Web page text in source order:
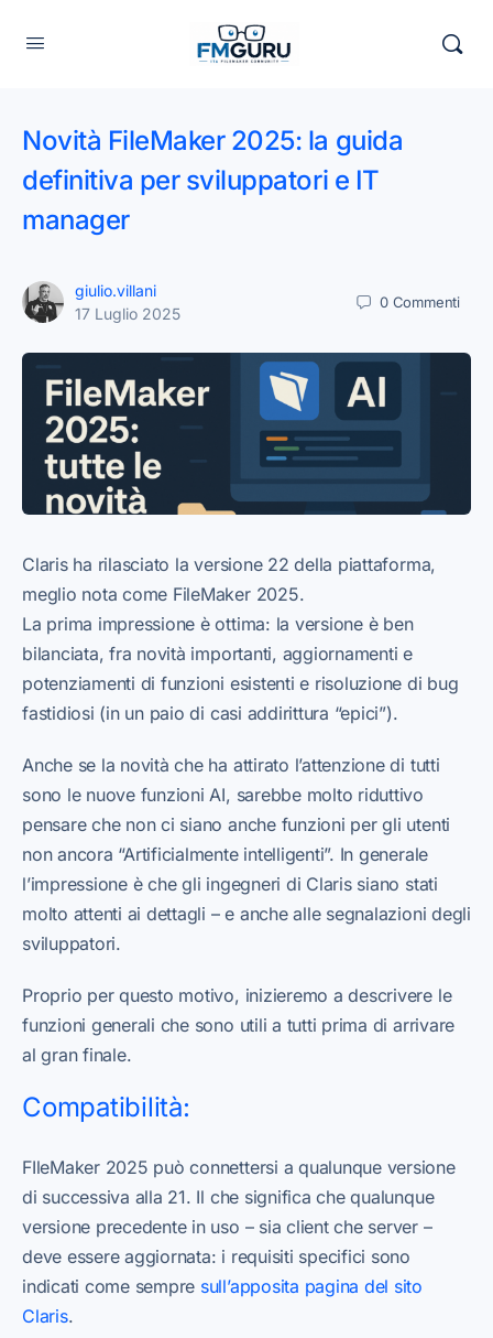
Novità FileMaker 2025: la guida
definitiva per sviluppatori e IT
manager
giulio.villani
17 Luglio 2025
0 Commenti
Claris ha rilasciato la versione 22 della piattaforma,
meglio nota come FileMaker 2025.
La prima impressione è ottima: la versione è ben
bilanciata, fra novità importanti, aggiornamenti e
potenziamenti di funzioni esistenti e risoluzione di bug
fastidiosi (in un paio di casi addirittura “epici”).
Anche se la novità che ha attirato l’attenzione di tutti
sono le nuove funzioni AI, sarebbe molto riduttivo
pensare che non ci siano anche funzioni per gli utenti
non ancora “Artificialmente intelligenti”. In generale
l’impressione è che gli ingegneri di Claris siano stati
molto attenti ai dettagli – e anche alle segnalazioni degli
sviluppatori.
Proprio per questo motivo, inizieremo a descrivere le
funzioni generali che sono utili a tutti prima di arrivare
al gran finale.
Compatibilità:
FIleMaker 2025 può connettersi a qualunque versione
di successiva alla 21. Il che significa che qualunque
versione precedente in uso – sia client che server –
deve essere aggiornata: i requisiti specifici sono
indicati come sempre sull’apposita pagina del sito
Claris.